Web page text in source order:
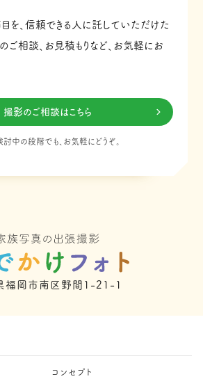
を、信頼できる人に託していただけた
ご相談、お見積もりなど、お気軽にお
撮影のご相談はこちら
討中の段階でも、お気軽にどうぞ。
福岡市南区野間1-21-1
コンセプト